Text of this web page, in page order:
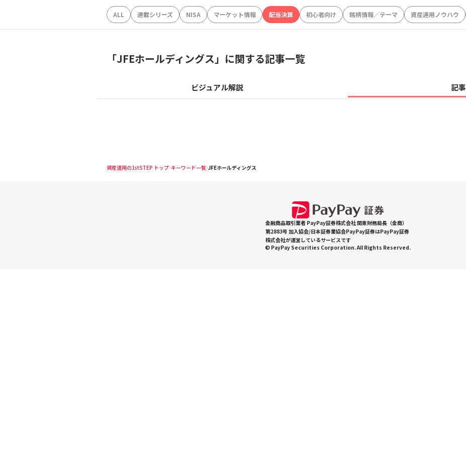
ALL 連載シリーズ NISA マーケット情報 配当決算 初心者向け 銘柄情報／テーマ 資産運用ノウハウ
「JFEホールディングス」に関する記事一覧
ビジュアル解説 記事
資産運用の1stSTEP トップ キーワード一覧 JFEホールディングス
金融商品取引業者 PayPay証券株式会社 関東財務局長（金商）
第2883号 加入協会/日本証券業協会PayPay証券はPayPay証券
株式会社が運営しているサービスです
© PayPay Securities Corporation. All Rights Reserved.